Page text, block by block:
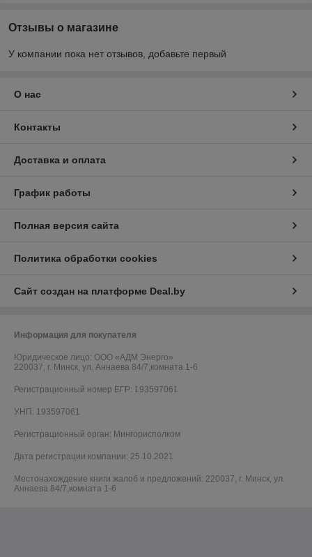
Отзывы о магазине
У компании пока нет отзывов, добавьте первый
О нас
Контакты
Доставка и оплата
График работы
Полная версия сайта
Политика обработки cookies
Сайт создан на платформе Deal.by
Информация для покупателя
Юридическое лицо: ООО «АДМ Энерго»
220037, г. Минск, ул. Аннаева 84/7,комната 1-6
Регистрационный номер ЕГР: 193597061
УНП: 193597061
Регистрационный орган: Мингорисполком
Дата регистрации компании: 25.10.2021
Местонахождение книги жалоб и предложений: 220037, г. Минск, ул.
Аннаева 84/7,комната 1-6